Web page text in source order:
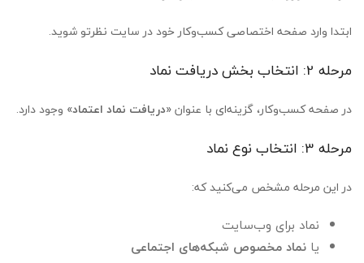
ابتدا وارد صفحه اختصاصی کسب‌وکار خود در سایت نظرتو شوید.
مرحله 2: انتخاب بخش دریافت نماد
در صفحه کسب‌وکار، گزینه‌ای با عنوان«دریافت نماد اعتماد» وجود دارد.
مرحله 3: انتخاب نوع نماد
در این مرحله مشخص می‌کنید که:
نماد برای وب‌سایت
یا نماد مخصوص شبکه‌های اجتماعی